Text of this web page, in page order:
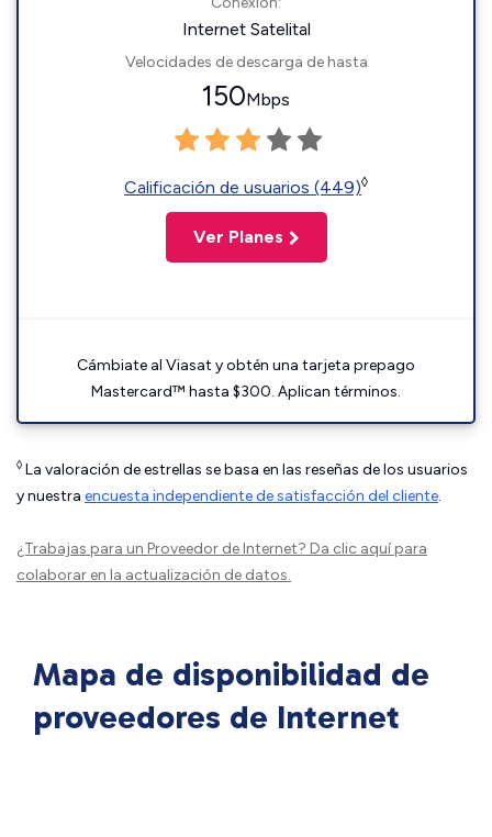
Internet Satelital
Velocidades de descarga de hasta
150Mbps
Calificación de usuarios (449)◊
Ver Planes
Cámbiate al Viasat y obtén una tarjeta prepago
Mastercard™ hasta $300. Aplican términos.
◊ La valoración de estrellas se basa en las reseñas de los usuarios
y nuestra encuesta independiente de satisfacción del cliente.
¿Trabajas para un Proveedor de Internet? Da clic aquípara
colaborar en la actualización de datos.
Mapa de disponibilidad de
proveedores de Internet